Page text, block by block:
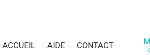
ACCUEIL AIDE CONTACT